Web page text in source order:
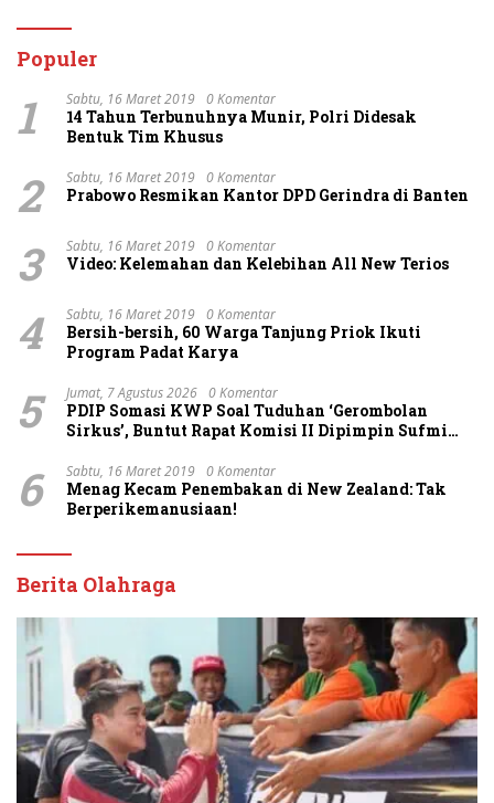
Populer
1 Sabtu, 16 Maret 2019 0 Komentar
14 Tahun Terbunuhnya Munir, Polri Didesak
Bentuk Tim Khusus
2 Sabtu, 16 Maret 2019 0 Komentar
Prabowo Resmikan Kantor DPD Gerindra di Banten
3 Sabtu, 16 Maret 2019 0 Komentar
Video: Kelemahan dan Kelebihan All New Terios
4 Sabtu, 16 Maret 2019 0 Komentar
Bersih-bersih, 60 Warga Tanjung Priok Ikuti
Program Padat Karya
5 Jumat, 7 Agustus 2026 0 Komentar
PDIP Somasi KWP Soal Tuduhan ‘Gerombolan
Sirkus’, Buntut Rapat Komisi II Dipimpin Sufmi
6 Sabtu, 16 Maret 2019 0 Komentar
Menag Kecam Penembakan di New Zealand: Tak
Berperikemanusiaan!
Berita Olahraga